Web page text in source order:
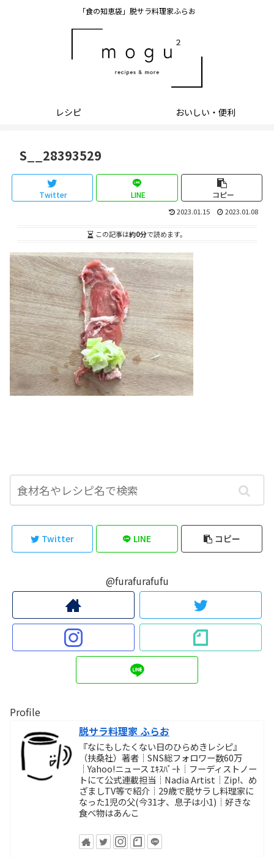
「食の知恵袋」脱サラ料理家ふらお
レシピ おいしい・便利
S__28393529
Twitter LINE コピー
2023.01.15 2023.01.08
この記事は約0分で読めます。
Twitter LINE コピー
@furafurafufu
Profile
脱サラ料理家 ふらお
『なにもしたくない日のひらめきレシピ』
（扶桑社）著者┊SNS総フォロワー数60万
┊Yahoo!ニュース ｴｷｽﾊﾟｰﾄ┊フーディストノー
トにて公式連載担当┊Nadia Artist┊Zip!、め
ざましTV等で紹介┊29歳で脱サラし料理家に
なった1児の父(今31才、息子は小1)┊好きな
食べ物はあんこ